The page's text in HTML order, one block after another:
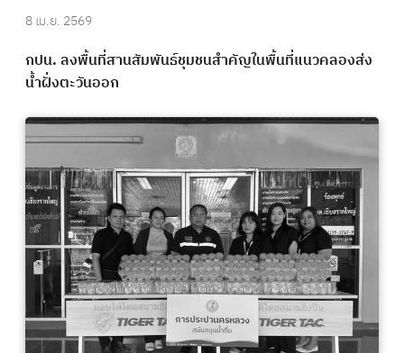
8 เม.ย. 2569
กปน. ลงพื้นที่สานสัมพันธ์ชุมชนสำคัญในพื้นที่แนวคลองส่ง
น้ำฝั่งตะวันออก